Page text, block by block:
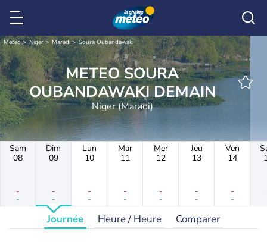
Météo Niger Maradi Soura Oubandawaki
METEO SOURA
OUBANDAWAKI DEMAIN
Niger (Maradi)
Sam
08
-
-
Dim
09
-
-
Lun
10
-
-
Mar
11
-
-
Mer
12
-
-
Jeu
13
-
-
Ven
14
-
-
Journée Heure / Heure Comparer